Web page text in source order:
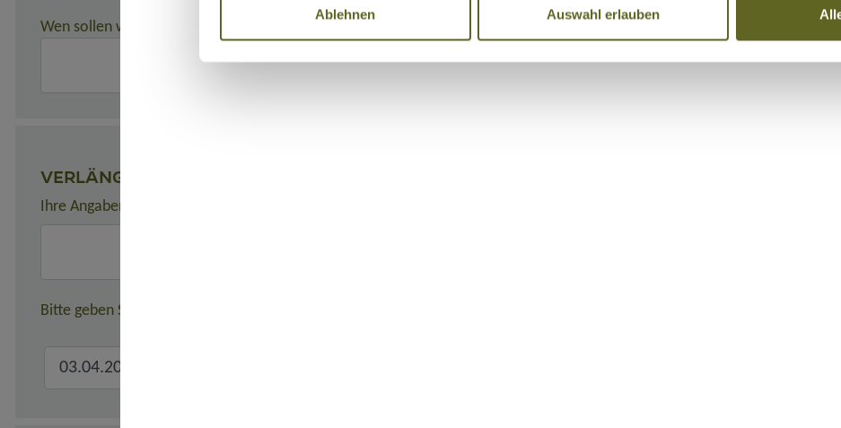
Ablehnen Auswahl erlauben
Wen sollen wir in einem Notfall benachrichtigen?
VERLÄNGERUNGEN
Ihre Angaben zu gewünschten Verlängerungsprogrammen, Badeaufenthalte etc. vor und nach der Reise.
Bitte geben Sie hier den verbindlichen Gesamtreisezeitraum ein, inklusive Verlängerung(en).